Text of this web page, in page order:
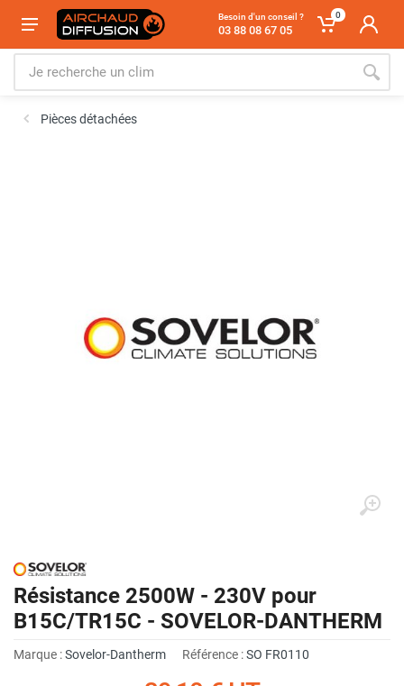
Besoin d'un conseil ?
03 88 08 67 05
0
Pièces détachées
Résistance 2500W - 230V pour
B15C/TR15C - SOVELOR-DANTHERM
Marque :Sovelor-Dantherm Référence :SO FR0110